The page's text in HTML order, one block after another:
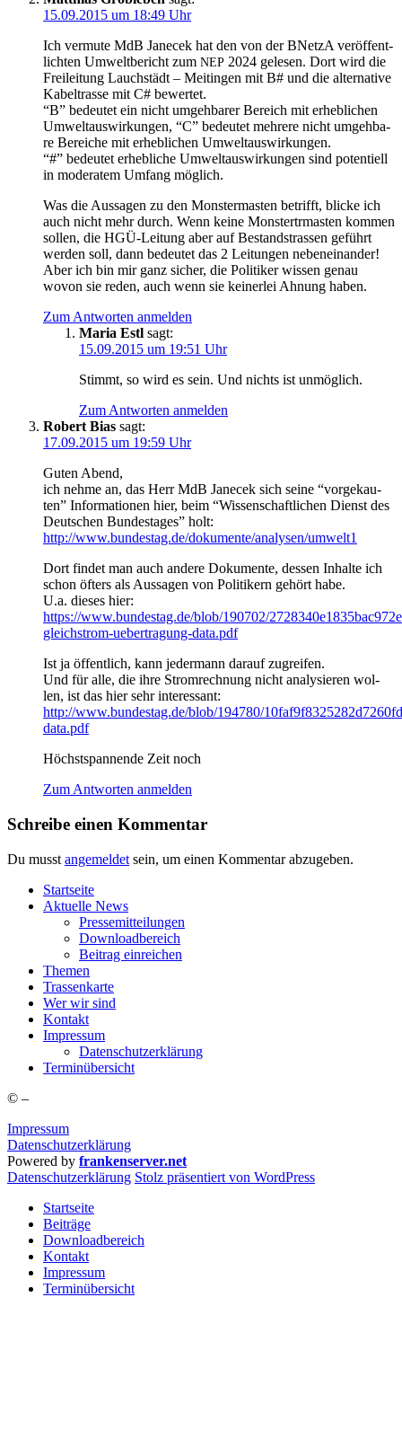
15.09.2015 um 18:49 Uhr
Ich ver­mu­te MdB Jan­ecek hat den von der BNetzA ver­öf­fent­
lich­ten Umwelt­be­richt zum NEP 2024 gele­sen. Dort wird die
Frei­lei­tung Lauch­städt – Meit­in­gen mit B# und die alter­na­ti­ve
Kabel­tras­se mit C# bewertet.
“B” bedeu­tet ein nicht umgeh­ba­rer Bereich mit erheb­li­chen
Umwelt­aus­wir­kun­gen, “C” bedeu­tet meh­re­re nicht umgeh­ba­
re Berei­che mit erheb­li­chen Umweltauswirkungen.
“#” bedeu­tet erheb­li­che Umwelt­aus­wir­kun­gen sind poten­ti­ell
in mode­ra­tem Umfang möglich.
Was die Aus­sa­gen zu den Mons­ter­mas­ten betrifft, bli­cke ich
auch nicht mehr durch. Wenn kei­ne Mons­ter­trmas­ten kom­men
sol­len, die HGÜ-Lei­tung aber auf Bestandstras­sen geführt
wer­den soll, dann bedeu­tet das 2 Lei­tun­gen nebeneinander!
Aber ich bin mir ganz sicher, die Poli­ti­ker wis­sen genau
wovon sie reden, auch wenn sie kei­ner­lei Ahnung haben.
Zum Antworten anmelden
Maria Estl sagt:
15.09.2015 um 19:51 Uhr
Stimmt, so wird es sein. Und nichts ist unmöglich.
Zum Antworten anmelden
Robert Bias sagt:
17.09.2015 um 19:59 Uhr
Guten Abend,
ich neh­me an, das Herr MdB Jan­ecek sich sei­ne “vor­ge­kau­
ten” Infor­ma­tio­nen hier, beim “Wis­sen­schaft­li­chen Dienst des
Deut­schen Bun­des­ta­ges” holt:
http://www.bundestag.de/dokumente/analysen/umwelt1
Dort fin­det man auch ande­re Doku­men­te, des­sen Inhal­te ich
schon öfters als Aus­sa­gen von Poli­ti­kern gehört habe.
U.a. die­ses hier:
https://www.bundestag.de/blob/190702/
gleichstrom-uebertragung-data.pdf
Ist ja öffent­lich, kann jeder­mann dar­auf zugreifen.
Und für alle, die ihre Strom­rech­nung nicht ana­ly­sie­ren wol­
len, ist das hier sehr interessant:
http://www.bundestag.de/blob/194780/
data.pdf
Höchst­span­nen­de Zeit noch
Zum Antworten anmelden
Schreibe einen Kommentar
Du musst angemeldet sein, um einen Kommentar abzugeben.
Start­sei­te
Aktu­el­le News
Pres­se­mit­tei­lun­gen
Down­load­be­reich
Bei­trag einreichen
The­men
Tras­sen­kar­te
Wer wir sind
Kon­takt
Impres­sum
Daten­schutz­er­klä­rung
Ter­min­über­sicht
© –
Impressum
Datenschutzerklärung
Powered by frankenserver.net
Daten­schutz­er­klä­rung Stolz präsentiert von WordPress
Startseite
Beiträge
Downloadbereich
Kontakt
Impressum
Terminübersicht